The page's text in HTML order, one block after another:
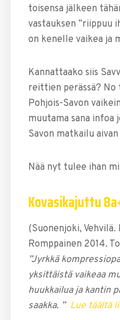
toisensa jälkeen
vastauksen ”riippuu
on kenelle vaikea ja
Kannattaako siis
reittien perässä? No
Pohjois-Savon
muutama sana infoa
Savon matkailu
Nää nyt tulee ihan
Kovasikajuttu
(Suonenjoki, Vehvilä.
Romppainen 2014.
”Jyrkkä
yksittäistä vaikeaa
huukkailua ja kantin
saakka. ” Lue täältä